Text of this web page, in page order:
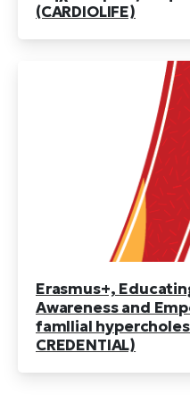
(CARDIOLIFE)
Erasmus+,
Awareness and
famIlial
CREDENTIAL)